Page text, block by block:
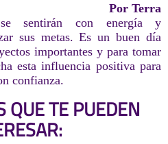
Por Terra
sentirán con energía y
sus metas. Es un buen día
importantes y para tomar
esta influencia positiva para
confianza.
QUE TE PUEDEN